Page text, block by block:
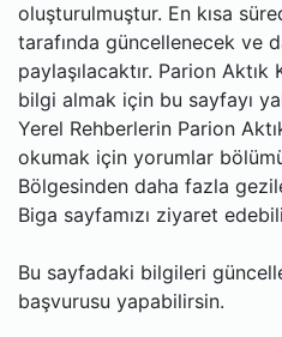
oluşturulmuştur. En kısa
tarafında güncellenecek ve
paylaşılacaktır. Parion
bilgi almak için bu sayfayı
Yerel Rehberlerin Parion
okumak için yorumlar
Bölgesinden daha fazla
Biga sayfamızı ziyaret
Bu sayfadaki bilgileri
başvurusu yapabilirsin.